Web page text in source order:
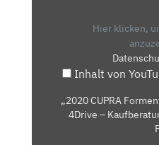
4DRIVE
Hier klicken,
Inhalt von
„2020 CUPRA
4Drive –